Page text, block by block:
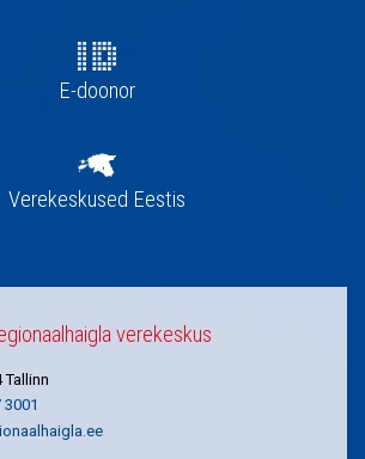
E-doonor
Verekeskused Eestis
verekeskus
Tallinn
3001